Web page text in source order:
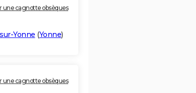
une cagnotte obsèques
Yonne (Yonne)
une cagnotte obsèques